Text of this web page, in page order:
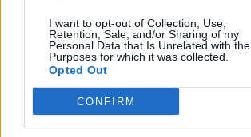
I want to opt-out of Collection, Use,
Retention, Sale, and/or Sharing of my
Personal Data that Is Unrelated with the
Purposes for which it was collected.
Opted Out
CONFIRM